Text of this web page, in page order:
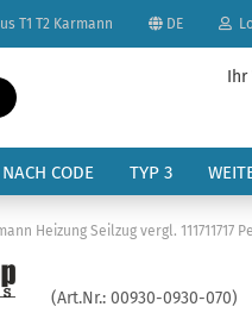
T1 T2 Karmann DE
Suche...
Ihr
CODE TYP 3
Heizung Seilzug vergl. 111711717
(Art.Nr.: 00930-0930-070)